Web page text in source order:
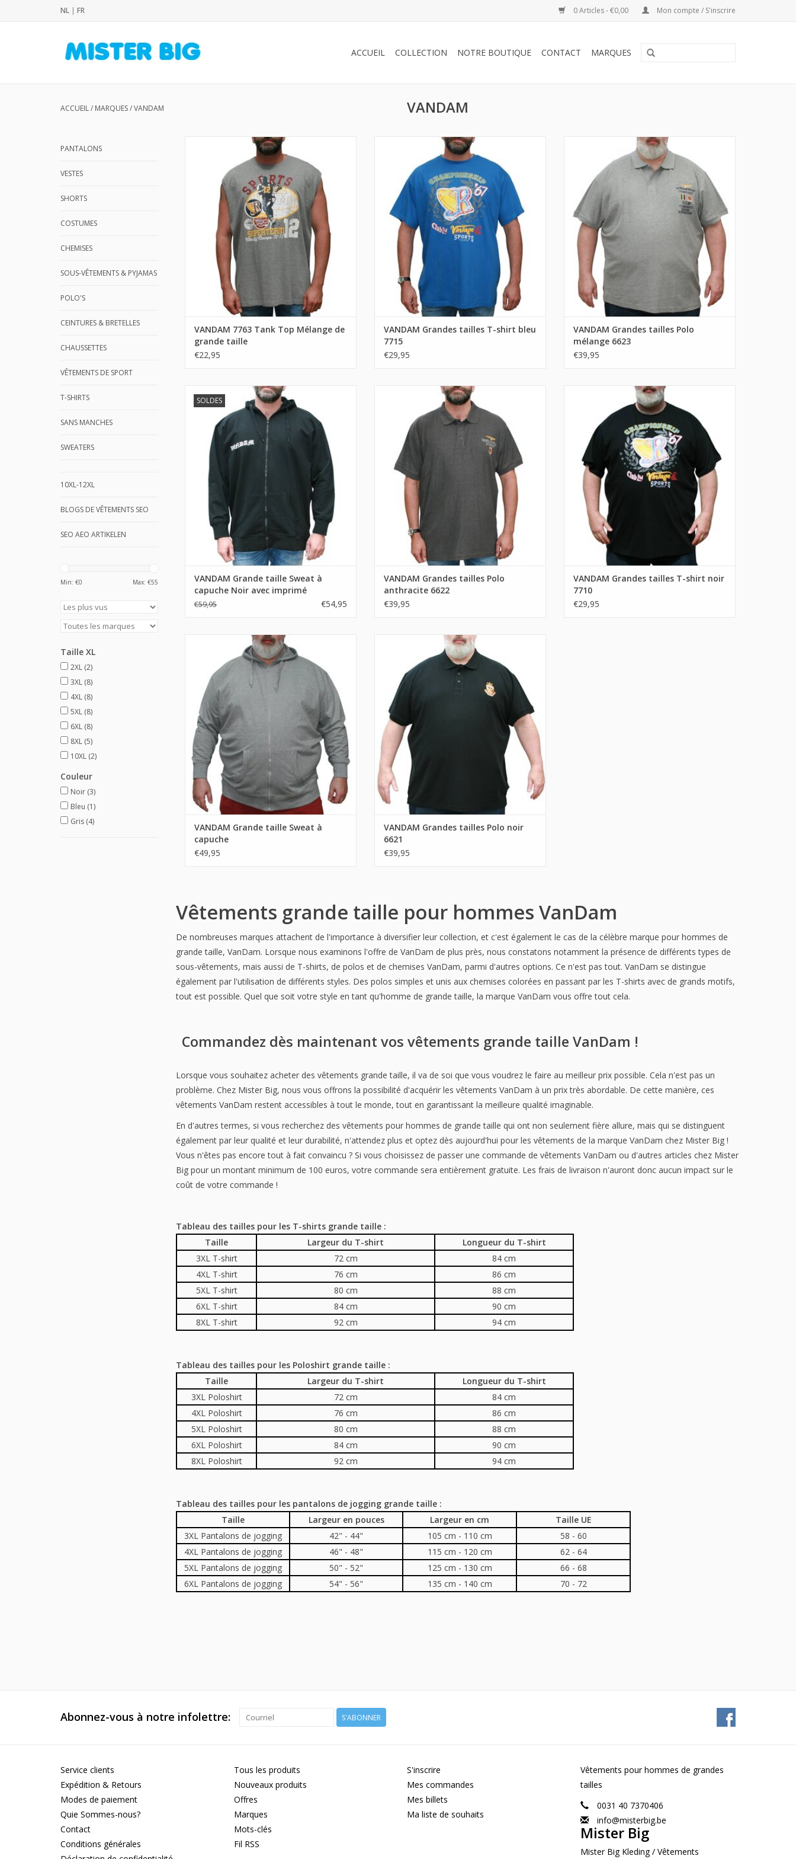
NL | FR 0 Articles - €0,00 Mon compte / S'inscrire
ACCUEIL COLLECTION NOTRE BOUTIQUE CONTACT MARQUES
VANDAM
ACCUEIL/ MARQUES/VANDAM
PANTALONS
VESTES
SHORTS
COSTUMES
CHEMISES
SOUS-VÊTEMENTS & PYJAMAS
POLO'S
CEINTURES & BRETELLES
CHAUSSETTES
VÊTEMENTS DE SPORT
T-SHIRTS
SANS MANCHES
SWEATERS
10XL-12XL
BLOGS DE VÊTEMENTS SEO
SEO AEO ARTIKELEN
Min: €0 Max: €55
Taille XL
2XL (2)
3XL (8)
4XL (8)
5XL (8)
6XL (8)
8XL (5)
10XL (2)
Couleur
Noir (3)
Bleu (1)
Gris (4)
VANDAM 7763 Tank Top Mélange de
grande taille
€22,95
VANDAM Grandes tailles T-shirt bleu
7715
€29,95
VANDAM Grandes tailles Polo
mélange 6623
€39,95
SOLDES
VANDAM Grande taille Sweat à
capuche Noir avec imprimé
"VANDAM"
€59,95 €54,95
VANDAM Grandes tailles Polo
anthracite 6622
€39,95
VANDAM Grandes tailles T-shirt noir
7710
€29,95
VANDAM Grande taille Sweat à
capuche
€49,95
VANDAM Grandes tailles Polo noir
6621
€39,95
Vêtements grande taille pour hommes VanDam
De nombreuses marques attachent de l'importance à diversifier leur collection, et c'est également le cas de la célèbre marque pour hommes de
grande taille, VanDam. Lorsque nous examinons l'offre de VanDam de plus près, nous constatons notamment la présence de différents types de
sous-vêtements, mais aussi de T-shirts, de polos et de chemises VanDam, parmi d'autres options. Ce n'est pas tout. VanDam se distingue
également par l'utilisation de différents styles. Des polos simples et unis aux chemises colorées en passant par les T-shirts avec de grands motifs,
tout est possible. Quel que soit votre style en tant qu'homme de grande taille, la marque VanDam vous offre tout cela.
Commandez dès maintenant vos vêtements grande taille VanDam !
Lorsque vous souhaitez acheter des vêtements grande taille, il va de soi que vous voudrez le faire au meilleur prix possible. Cela n'est pas un
problème. Chez Mister Big, nous vous offrons la possibilité d'acquérir les vêtements VanDam à un prix très abordable. De cette manière, ces
vêtements VanDam restent accessibles à tout le monde, tout en garantissant la meilleure qualité imaginable.
En d'autres termes, si vous recherchez des vêtements pour hommes de grande taille qui ont non seulement fière allure, mais qui se distinguent
également par leur qualité et leur durabilité, n'attendez plus et optez dès aujourd'hui pour les vêtements de la marque VanDam chez Mister Big !
Vous n'êtes pas encore tout à fait convaincu ? Si vous choisissez de passer une commande de vêtements VanDam ou d'autres articles chez Mister
Big pour un montant minimum de 100 euros, votre commande sera entièrement gratuite. Les frais de livraison n'auront donc aucun impact sur le
coût de votre commande !
Tableau des tailles pour les T-shirts grande taille :
Taille
Largeur du T-shirt
Longueur du T-shirt
3XL T-shirt
72 cm
84 cm
4XL T-shirt
76 cm
86 cm
5XL T-shirt
80 cm
88 cm
6XL T-shirt
84 cm
90 cm
8XL T-shirt
92 cm 94 cm
Tableau des tailles pour les Poloshirt grande taille :
Taille
Largeur du T-shirt
Longueur du T-shirt
3XL Poloshirt
72 cm
84 cm
4XL Poloshirt
76 cm
86 cm
5XL Poloshirt
80 cm
88 cm
6XL Poloshirt
84 cm
90 cm
8XL Poloshirt
92 cm 94 cm
Tableau des tailles pour les pantalons de jogging grande taille :
Taille
Largeur en pouces Largeur en cm
Taille UE
3XL Pantalons de jogging
42" - 44" 105 cm - 110 cm
58 - 60
4XL Pantalons de jogging
46" - 48" 115 cm - 120 cm
62 - 64
5XL Pantalons de jogging
50" - 52" 125 cm - 130 cm
66 - 68
6XL Pantalons de jogging
54" - 56" 135 cm - 140 cm 70 - 72
Abonnez-vous à notre infolettre: S'ABONNER
Service clients
Expédition & Retours
Modes de paiement
Quie Sommes-nous?
Contact
Conditions générales
Tous les produits
Nouveaux produits
Offres
Marques
Mots-clés
Fil RSS
S'inscrire
Mes commandes
Mes billets
Ma liste de souhaits
Vêtements pour hommes de grandes
tailles
0031 40 7370406
info@misterbig.be
Mister Big
Mister Big Kleding / Vêtements